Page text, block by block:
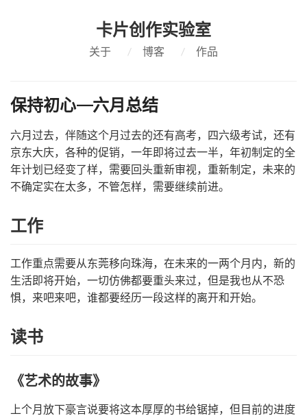
卡片创作实验室
关于 / 博客 / 作品
保持初心——六月总结
六月过去，伴随这个月过去的还有高考，四六级考试，还有
京东大庆，各种的促销，一年即将过去一半，年初制定的全
年计划已经变了样，需要回头重新审视，重新制定，未来的
不确定实在太多，不管怎样，需要继续前进。
工作
工作重点需要从东莞移向珠海，在未来的一两个月内，新的
生活即将开始，一切仿佛都要重头来过，但是我也从不恐
惧，来吧来吧，谁都要经历一段这样的离开和开始。
读书
《艺术的故事》
上个月放下豪言说要将这本厚厚的书给锯掉，但目前的进度